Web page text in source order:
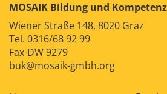
MOSAIK Bildung und
Wiener Straße 148, 8020 Graz
Tel. 0316/68 92 99
Fax-DW 9279
buk@mosaik-gmbh.org